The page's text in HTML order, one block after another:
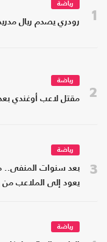
1
رياضة
رودري يصدم ريال
2
رياضة
مقتل لاعب أوغندي
3
رياضة
بعد سنوات المنفى..
يعود إلى الملاعب من
رياضة